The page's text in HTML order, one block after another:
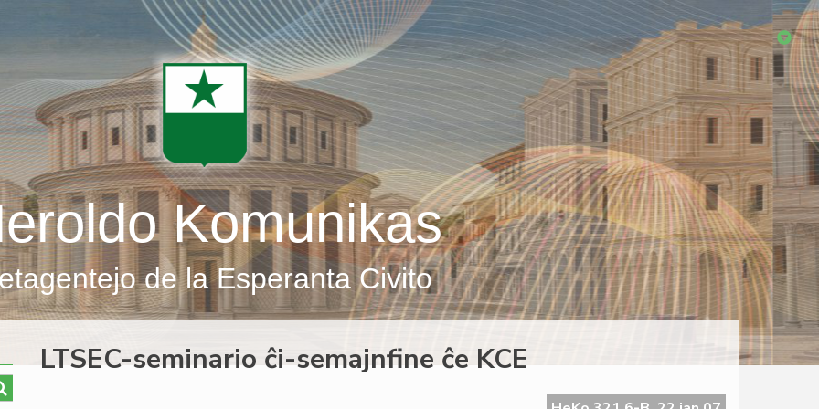
Komunikas
de la Esperanta Civito
LTSEC-seminario ĉi-semajnfine ĉe KCE